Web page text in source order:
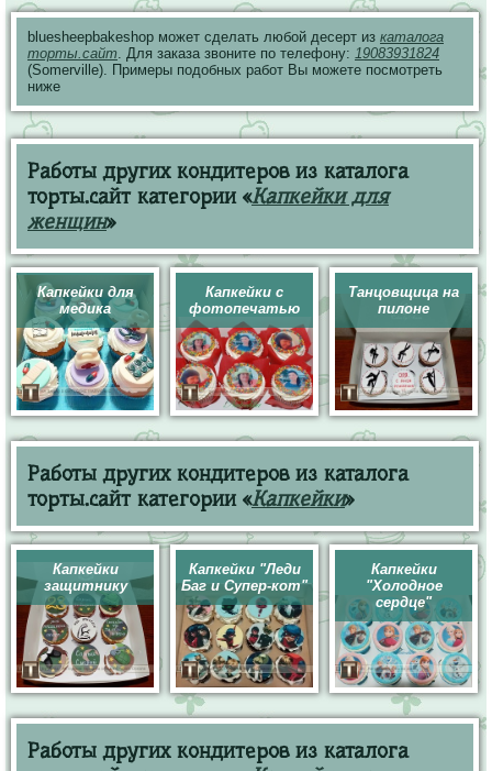
bluesheepbakeshop может сделать любой десерт из каталога
торты.сайт. Для заказа звоните по телефону: 19083931824
(Somerville). Примеры подобных работ Вы можете посмотреть
ниже
Работы других кондитеров из каталога
торты.сайт категории «Капкейки для
женщин»
Капкейки для
медика
Капкейки с
фотопечатью
Танцовщица на
пилоне
Работы других кондитеров из каталога
торты.сайт категории «Капкейки»
Капкейки
защитнику
Капкейки "Леди
Баг и Супер-кот"
Капкейки
"Холодное
сердце"
Работы других кондитеров из каталога